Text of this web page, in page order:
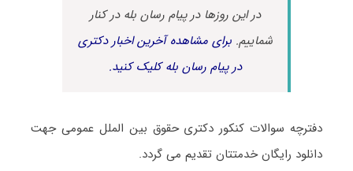
در این روزها در پیام رسان بله در کنار
شماییم.برای مشاهده آخرین اخبار دکتری
در پیام رسان بله کلیک کنید.
دفترچه سوالات کنکور دکتری حقوق بین الملل عمومی جهت
دانلود رایگان خدمتتان تقدیم می گردد.